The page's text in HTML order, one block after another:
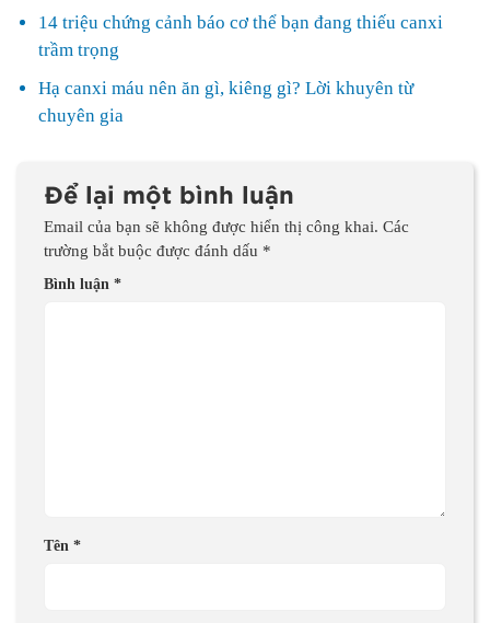
14 triệu chứng cảnh báo cơ thể bạn đang thiếu canxi
trầm trọng
Hạ canxi máu nên ăn gì, kiêng gì? Lời khuyên từ
chuyên gia
Để lại một bình luận
Email của bạn sẽ không được hiển thị công khai. Các
trường bắt buộc được đánh dấu *
Bình luận *
Tên *